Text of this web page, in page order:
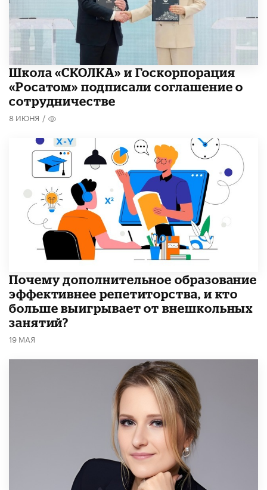
Школа «СКОЛКА» и Госкорпорация
«Росатом» подписали соглашение о
сотрудничестве
8 ИЮНЯ /
​Почему дополнительное образование
эффективнее репетиторства, и кто
больше выигрывает от внешкольных
занятий?
19 МАЯ